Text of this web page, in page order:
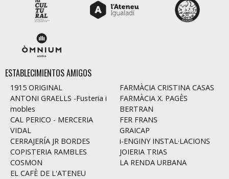
ESTABLECIMIENTOS AMIGOS
1915 ORIGINAL
ANTONI GRAELLS -Fusteria i
mobles
CAL PERICO - MERCERIA
VIDAL
CERRAJERÍA JR BORDES
COPISTERIA RAMBLES
COSMON
EL CAFÈ DE L'ATENEU
FARMÀCIA CRISTINA CASAS
FARMÀCIA X. PAGÈS
BERTRAN
FER FRANS
GRAICAP
i-ENGINY INSTAL·LACIONS
JOIERIA TRIAS
LA RENDA URBANA